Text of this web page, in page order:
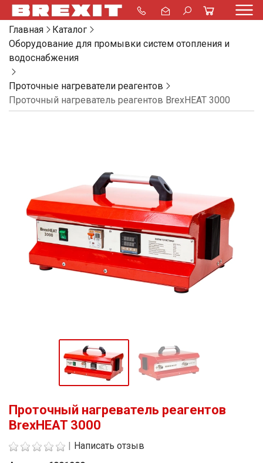
Главная
Каталог
Оборудование для промывки систем отопления и
водоснабжения
Проточные нагреватели реагентов
Проточный нагреватель реагентов BrexHEAT 3000
Проточный нагреватель реагентов
BrexHEAT 3000
| Написать отзыв